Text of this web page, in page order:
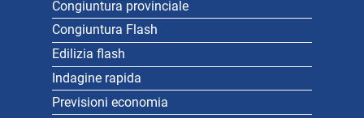
Congiuntura provinciale
Congiuntura Flash
Edilizia flash
Indagine rapida
Previsioni economia